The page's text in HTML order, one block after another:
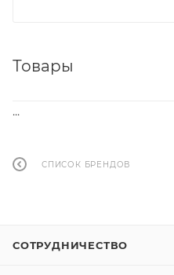
Товары
...
СПИСОК БРЕНДОВ
СОТРУДНИЧЕСТВО